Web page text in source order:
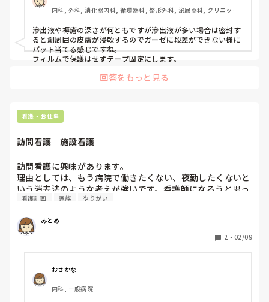
内科, 外科, 消化器内科, 循環器科, 整形外科, 泌尿器科, クリニック,
滲出液や褥瘡の深さが何ともですが滲出液が多い場合は密封す
ると創周囲の皮膚が浸軟するのでガーゼに段差ができない様に
パット当てる感じですね。
フィルムで保護はせずテープ固定にします。
回答をもっと見る
看護・お仕事
訪問看護　施設看護
訪問看護に興味があります。
理由としては、もう病院で働きたくない、夜勤したくないと
いう消去法のような考えが強いです。看護師になろうと思っ
た理由が手に職で職に困らないという現実的な理由です。在
ならこんないいことないし、私も病院嫌いなので看護師とし
て病院以外で活躍できるなら理想的です。
現在通所施設で働いてます。系列の事業所に入所施設があり
ます。入所だと年中無休で入所者の体調不良時は職員が病院
付き添いしてます。常に入所者がいるので何かあれば職員が
対応して家族へ連絡します。私は入所施設で働きたくないで
看護計画 家族 やりがい
みとめ
2 ・ 02/09
おさかな
内科, 一般病院